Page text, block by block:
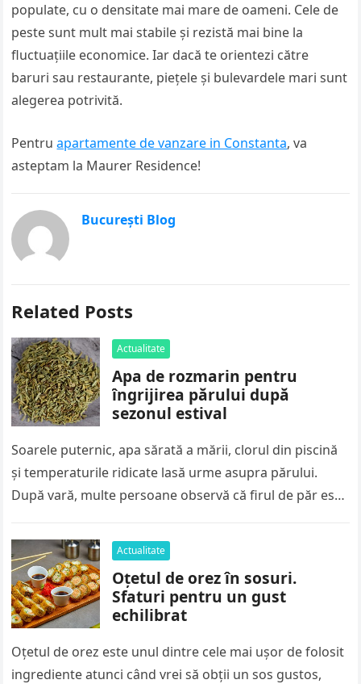
populate, cu o densitate mai mare de oameni. Cele de
peste sunt mult mai stabile și rezistă mai bine la
fluctuațiile economice. Iar dacă te orientezi către
baruri sau restaurante, piețele și bulevardele mari sunt
alegerea potrivită.
Pentruapartamente de vanzare in Constanta, va
asteptam la Maurer Residence!
București Blog
Related Posts
Actualitate
Apa de rozmarin pentru
îngrijirea părului după
sezonul estival
Soarele puternic, apa sărată a mării, clorul din piscină
și temperaturile ridicate lasă urme asupra părului.
După vară, multe persoane observă că firul de păr este
Actualitate
Oțetul de orez în sosuri.
Sfaturi pentru un gust
echilibrat
Oțetul de orez este unul dintre cele mai ușor de folosit
ingrediente atunci când vrei să obții un sos gustos,